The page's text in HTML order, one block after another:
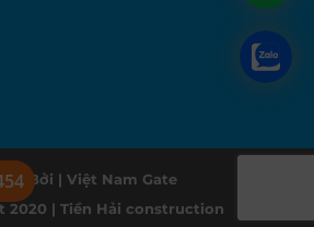
Bởi | Việt Nam Gate
2020 | Tiền Hải construction